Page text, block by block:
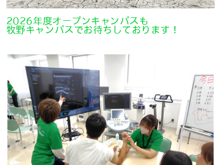
2026年度オープンキャンパスも
牧野キャンパスでお待ちしております！